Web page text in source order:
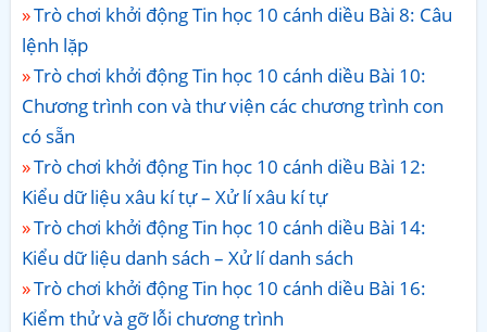
Trò chơi khởi động Tin học 10 cánh diều Bài 8: Câu
lệnh lặp
Trò chơi khởi động Tin học 10 cánh diều Bài 10:
Chương trình con và thư viện các chương trình con
có sẵn
Trò chơi khởi động Tin học 10 cánh diều Bài 12:
Kiểu dữ liệu xâu kí tự – Xử lí xâu kí tự
Trò chơi khởi động Tin học 10 cánh diều Bài 14:
Kiểu dữ liệu danh sách – Xử lí danh sách
Trò chơi khởi động Tin học 10 cánh diều Bài 16:
Kiểm thử và gỡ lỗi chương trình